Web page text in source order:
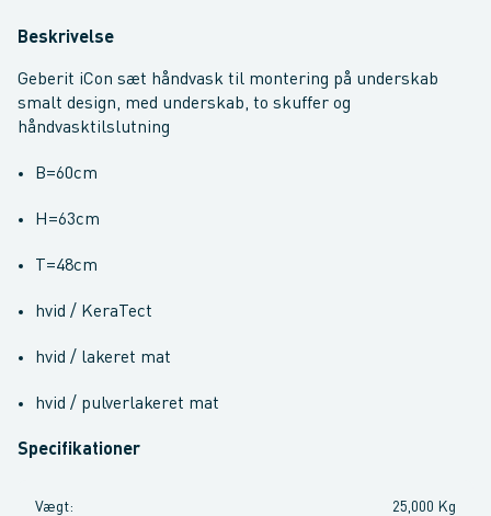
Beskrivelse
Geberit iCon sæt håndvask til montering på underskab
smalt design, med underskab, to skuffer og
håndvasktilslutning
B=60cm
H=63cm
T=48cm
hvid / KeraTect
hvid / lakeret mat
hvid / pulverlakeret mat
Specifikationer
Vægt: 25,000 Kg